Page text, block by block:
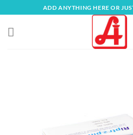
Inhalt
springen
ADD ANYTHING HERE OR